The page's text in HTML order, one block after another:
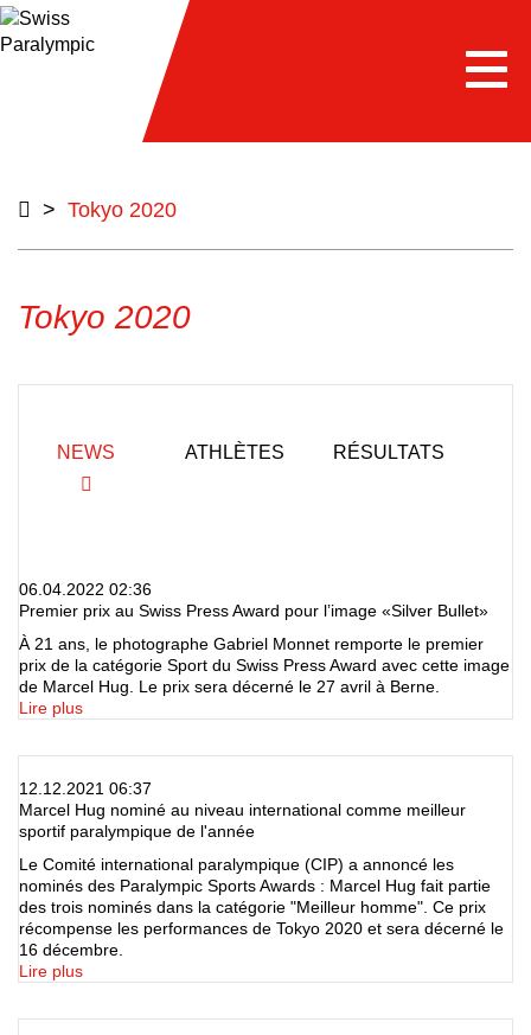
> Tokyo 2020
Tokyo 2020
NEWS ATHLÈTES RÉSULTATS
06.04.2022 02:36
Premier prix au Swiss Press Award pour l’image «Silver Bullet»
À 21 ans, le photographe Gabriel Monnet remporte le premier
prix de la catégorie Sport du Swiss Press Award avec cette image
de Marcel Hug. Le prix sera décerné le 27 avril à Berne.
Lire plus
12.12.2021 06:37
Marcel Hug nominé au niveau international comme meilleur
sportif paralympique de l'année
Le Comité international paralympique (CIP) a annoncé les
nominés des Paralympic Sports Awards : Marcel Hug fait partie
des trois nominés dans la catégorie "Meilleur homme". Ce prix
récompense les performances de Tokyo 2020 et sera décerné le
16 décembre.
Lire plus